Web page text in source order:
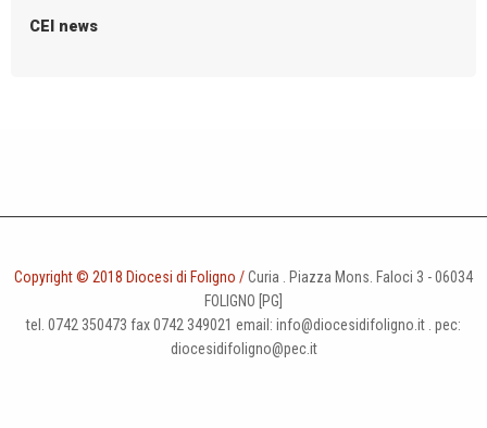
CEI news
Copyright © 2018 Diocesi di Foligno /Curia . Piazza Mons. Faloci 3 - 06034
FOLIGNO [PG]
tel. 0742 350473 fax 0742 349021 email: info@diocesidifoligno.it . pec:
diocesidifoligno@pec.it